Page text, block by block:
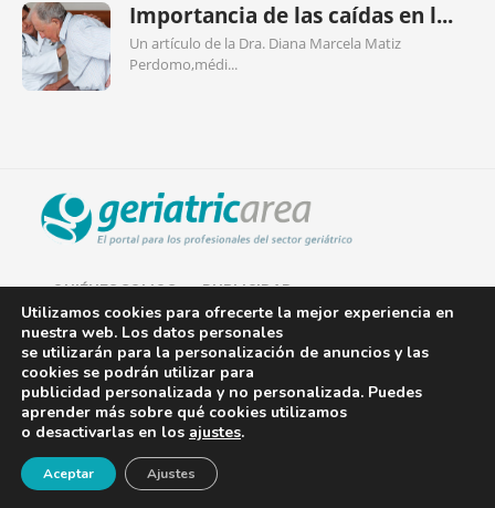
Importancia de las caídas en l...
Un artículo de la Dra. Diana Marcela Matiz
Perdomo,médi...
QUIÉNES SOMOS PUBLICIDAD
AVISO LEGAL
POLÍTICA DE COOKIES
POLÍTICA DE PRIVACIDAD
CONTACTO¡Newsletter!
Utilizamos cookies para ofrecerte la mejor experiencia en
nuestra web. Los datos personales
se utilizarán para la personalización de anuncios y las
cookies se podrán utilizar para
publicidad personalizada y no personalizada. Puedes
aprender más sobre qué cookies utilizamos
o desactivarlas en los ajustes.
Aceptar Ajustes